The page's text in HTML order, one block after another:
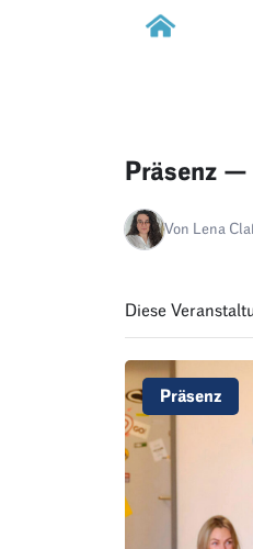
Präsenz —
Von Lena
Diese
Präsenz